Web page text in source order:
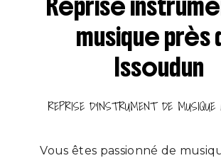
musique près
Issoudun
REPRISE D'INSTRUMENT DE MUSIQUE
Vous êtes passionné de